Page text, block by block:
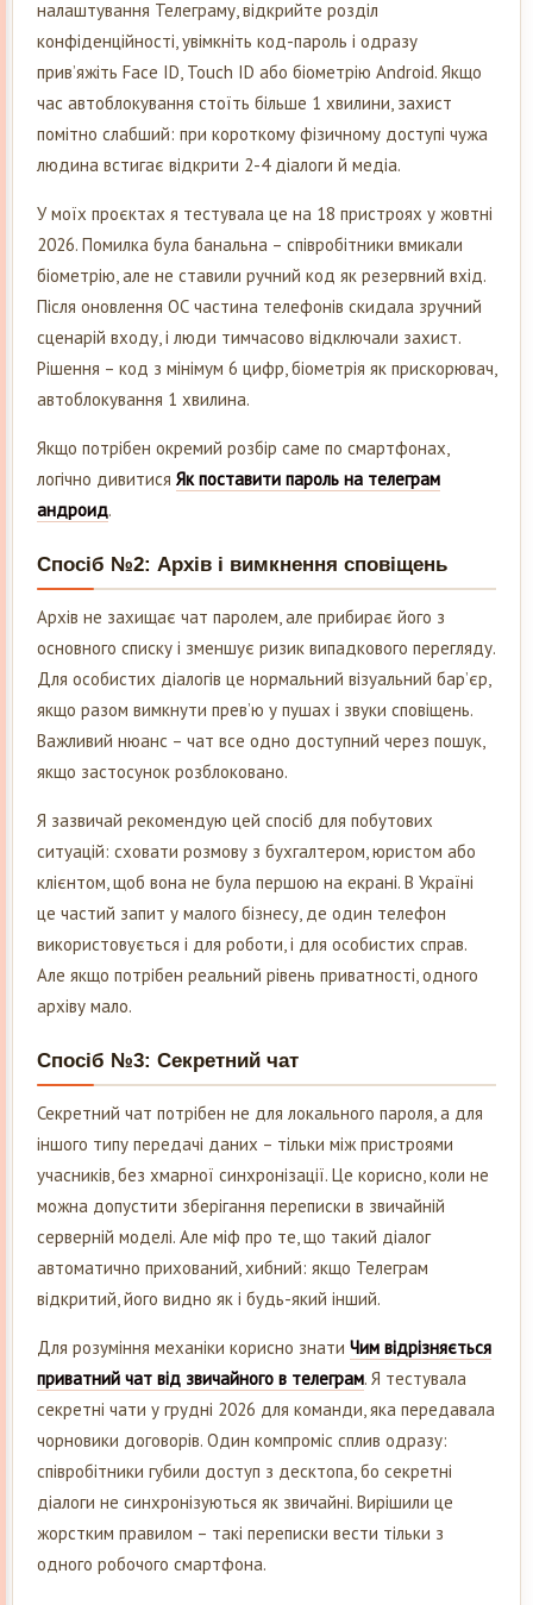
налаштування Телеграму, відкрийте розділ
конфіденційності, увімкніть код-пароль і одразу
привʼяжіть Face ID, Touch ID або біометрію Android. Якщо
час автоблокування стоїть більше 1 хвилини, захист
помітно слабший: при короткому фізичному доступі чужа
людина встигає відкрити 2-4 діалоги й медіа.
У моїх проєктах я тестувала це на 18 пристроях у жовтні
2026. Помилка була банальна – співробітники вмикали
біометрію, але не ставили ручний код як резервний вхід.
Після оновлення ОС частина телефонів скидала зручний
сценарій входу, і люди тимчасово відключали захист.
Рішення – код з мінімум 6 цифр, біометрія як прискорювач,
автоблокування 1 хвилина.
Якщо потрібен окремий розбір саме по смартфонах,
логічно дивитися Як поставити пароль на телеграм
андроид.
Спосіб №2: Архів і вимкнення сповіщень
Архів не захищає чат паролем, але прибирає його з
основного списку і зменшує ризик випадкового перегляду.
Для особистих діалогів це нормальний візуальний барʼєр,
якщо разом вимкнути превʼю у пушах і звуки сповіщень.
Важливий нюанс – чат все одно доступний через пошук,
якщо застосунок розблоковано.
Я зазвичай рекомендую цей спосіб для побутових
ситуацій: сховати розмову з бухгалтером, юристом або
клієнтом, щоб вона не була першою на екрані. В Україні
це частий запит у малого бізнесу, де один телефон
використовується і для роботи, і для особистих справ.
Але якщо потрібен реальний рівень приватності, одного
архіву мало.
Спосіб №3: Секретний чат
Секретний чат потрібен не для локального пароля, а для
іншого типу передачі даних – тільки між пристроями
учасників, без хмарної синхронізації. Це корисно, коли не
можна допустити зберігання переписки в звичайній
серверній моделі. Але міф про те, що такий діалог
автоматично прихований, хибний: якщо Телеграм
відкритий, його видно як і будь-який інший.
Для розуміння механіки корисно знати Чим відрізняється
приватний чат від звичайного в телеграм. Я тестувала
секретні чати у грудні 2026 для команди, яка передавала
чорновики договорів. Один компроміс сплив одразу:
співробітники губили доступ з десктопа, бо секретні
діалоги не синхронізуються як звичайні. Вирішили це
жорстким правилом – такі переписки вести тільки з
одного робочого смартфона.